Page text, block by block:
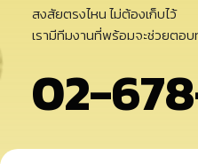
สงสัยตรงไหน ไม่ต้องเก็บไว้
เรามีทีมงานที่พร้อมจะช่วยตอ
02-